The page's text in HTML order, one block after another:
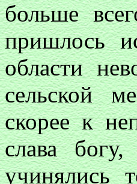
больше
пришлось
области
сельской
скорее к
слава
учинялись